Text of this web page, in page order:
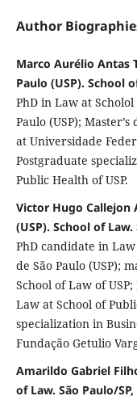
Author
Marco Aurélio Antas
Paulo (USP). School
PhD in Law at
Paulo (USP);
at Universidade
Postgraduate
Public Health of USP.
Victor Hugo Callejon
(USP). School of
PhD candidate in
de São Paulo (USP);
School of Law of
Law at School of
specialization in
Fundação Getulio
Amarildo Gabriel
of Law. São Paulo/